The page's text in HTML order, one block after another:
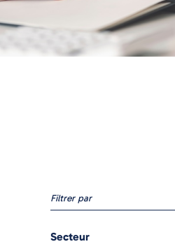
Filtrer par
Secteur